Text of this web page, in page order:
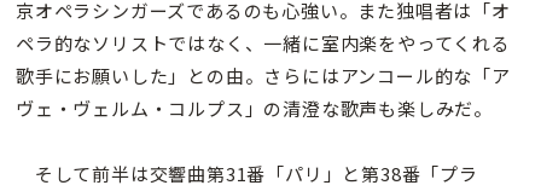
京オペラシンガーズであるのも心強い。また独唱者は「オ
ペラ的なソリストではなく、一緒に室内楽をやってくれる
歌手にお願いした」との由。さらにはアンコール的な「ア
ヴェ・ヴェルム・コルプス」の清澄な歌声も楽しみだ。
そして前半は交響曲第31番「パリ」と第38番「プラ